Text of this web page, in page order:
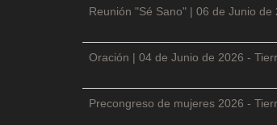
Reunión "Sé Sano" | 06 de Junio
Oración | 04 de Junio de 2026 -
Precongreso de mujeres 2026 -